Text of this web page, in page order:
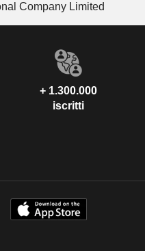
Company Limited
+ 1.300.000
iscritti